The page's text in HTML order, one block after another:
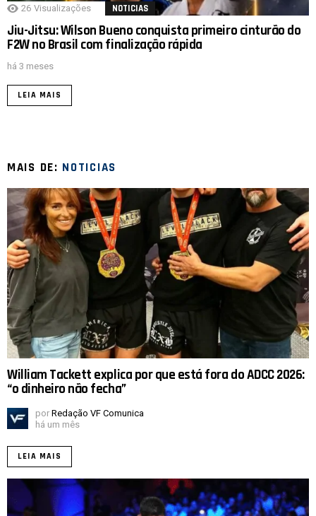
26 Visualizações NOTICIAS
Jiu-Jitsu: Wilson Bueno conquista primeiro cinturão do
F2W no Brasil com finalização rápida
há 3 meses
LEIA MAIS
MAIS DE: NOTICIAS
William Tackett explica por que está fora do ADCC 2026:
“o dinheiro não fecha”
por Redação VF Comunica
há um mês
LEIA MAIS